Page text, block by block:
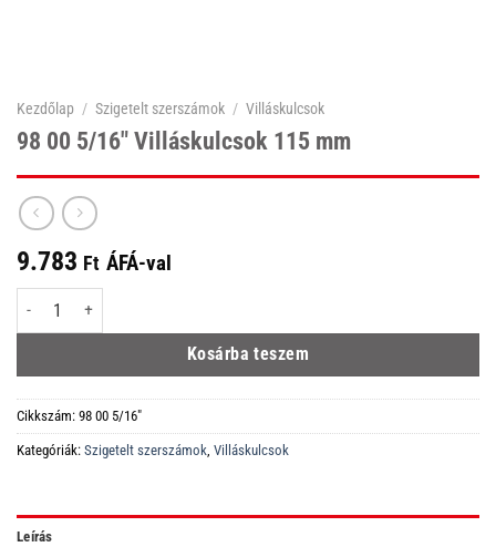
Kezdőlap / Szigetelt szerszámok / Villáskulcsok
98 00 5/16″ Villáskulcsok 115 mm
9.783 Ft ÁFÁ-val
98 00 5/16" Villáskulcsok 115 mm mennyiség
Kosárba teszem
Cikkszám: 98 00 5/16"
Kategóriák: Szigetelt szerszámok, Villáskulcsok
Leírás